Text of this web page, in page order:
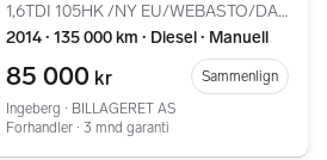
1,6TDI 105HK /NY EU/WEBASTO/DAB+/HENGERFESTE/CRUISE/++
2014 ∙ 135 000 km ∙ Diesel ∙ Manuell
85 000 kr
Sammenlign
Ingeberg ∙ BILLAGERET AS
Forhandler ∙ 3 mnd garanti